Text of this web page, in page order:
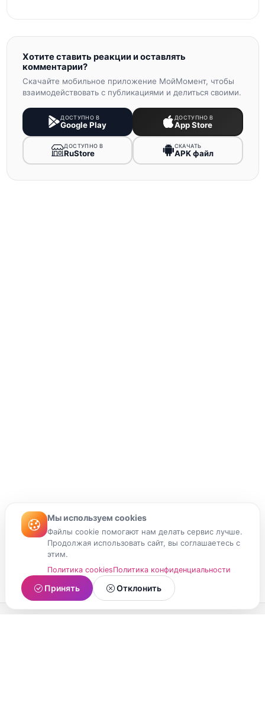
Хотите ставить реакции и оставлять
комментарии?
Скачайте мобильное приложение МойМомент, чтобы
взаимодействовать с публикациями и делиться своими.
ДОСТУПНО В
Google Play
ДОСТУПНО В
App Store
ДОСТУПНО В
RuStore
СКАЧАТЬ
APK файл
Мы используем cookies
Файлы cookie помогают нам делать сервис лучше.
Продолжая использовать сайт, вы соглашаетесь с
этим.
Политика cookiesПолитика конфиденциальности
Принять Отклонить